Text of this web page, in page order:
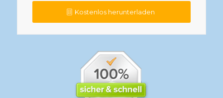
Kostenlos herunterladen